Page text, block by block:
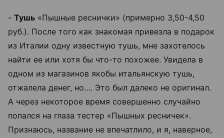
- Тушь «Пышные реснички» (примерно 3,50-4,50
руб.). После того как знакомая привезла в подарок
из Италии одну известную тушь, мне захотелось
найти ее или хотя бы что-то похожее. Увидела в
одном из магазинов якобы итальянскую тушь,
отжалела денег, но…. Это был далеко не оригинал.
А через некоторое время совершенно случайно
попался на глаза тестер «Пышных ресничек».
Признаюсь, название не впечатлило, и я, наверное,